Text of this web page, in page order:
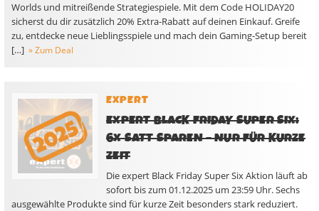
Worlds und mitreißende Strategiespiele. Mit dem Code HOLIDAY20
sicherst du dir zusätzlich 20% Extra-Rabatt auf deinen Einkauf. Greife
zu, entdecke neue Lieblingsspiele und mach dein Gaming-Setup bereit
[…] » Zum Deal
EXPERT
EXPERT BLACK FRIDAY SUPER SIX:
6X SATT SPAREN – NUR FÜR KURZE
ZEIT
Die expert Black Friday Super Six Aktion läuft ab
sofort bis zum 01.12.2025 um 23:59 Uhr. Sechs
ausgewählte Produkte sind für kurze Zeit besonders stark reduziert.